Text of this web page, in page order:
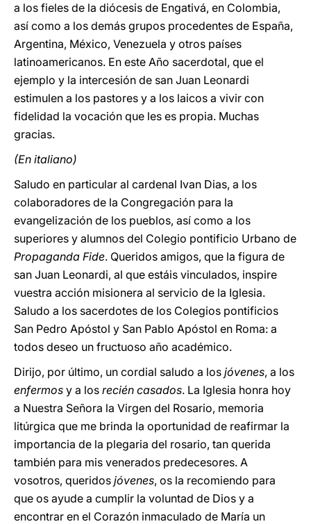
a los fieles de la diócesis de Engativá, en Colombia,
así como a los demás grupos procedentes de España,
Argentina, México, Venezuela y otros países
latinoamericanos. En este Año sacerdotal, que el
ejemplo y la intercesión de san Juan Leonardi
estimulen a los pastores y a los laicos a vivir con
fidelidad la vocación que les es propia. Muchas
gracias.
(En italiano)
Saludo en particular al cardenal Ivan Dias, a los
colaboradores de la Congregación para la
evangelización de los pueblos, así como a los
superiores y alumnos del Colegio pontificio Urbano de
Propaganda Fide. Queridos amigos, que la figura de
san Juan Leonardi, al que estáis vinculados, inspire
vuestra acción misionera al servicio de la Iglesia.
Saludo a los sacerdotes de los Colegios pontificios
San Pedro Apóstol y San Pablo Apóstol en Roma: a
todos deseo un fructuoso año académico.
Dirijo, por último, un cordial saludo a los jóvenes, a los
enfermos y a los recién casados. La Iglesia honra hoy
a Nuestra Señora la Virgen del Rosario, memoria
litúrgica que me brinda la oportunidad de reafirmar la
importancia de la plegaria del rosario, tan querida
también para mis venerados predecesores. A
vosotros, queridos jóvenes, os la recomiendo para
que os ayude a cumplir la voluntad de Dios y a
encontrar en el Corazón inmaculado de María un